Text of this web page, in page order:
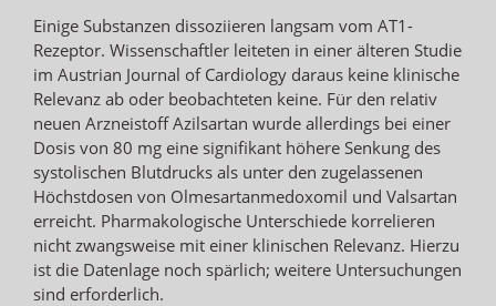
Einige Substanzen dissoziieren langsam vom AT1-
Rezeptor. Wissenschaftler leiteten in einer älteren Studie
im Austrian Journal of Cardiology daraus keine klinische
Relevanz ab oder beobachteten keine. Für den relativ
neuen Arzneistoff Azilsartan wurde allerdings bei einer
Dosis von 80 mg eine signifikant höhere Senkung des
systolischen Blutdrucks als unter den zugelassenen
Höchstdosen von Olmesartanmedoxomil und Valsartan
erreicht. Pharmakologische Unterschiede korrelieren
nicht zwangsweise mit einer klinischen Relevanz. Hierzu
ist die Datenlage noch spärlich; weitere Untersuchungen
sind erforderlich.